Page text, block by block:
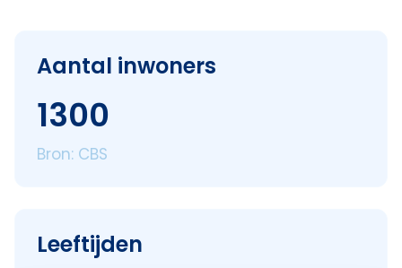
Aantal inwoners
1300
Bron: CBS
Leeftijden